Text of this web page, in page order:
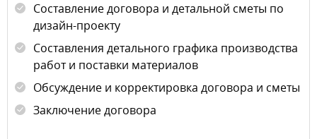
Составление договора и детальной сметы по
дизайн-проекту
Составления детального графика производства
работ и поставки материалов
Обсуждение и корректировка договора и сметы
Заключение договора